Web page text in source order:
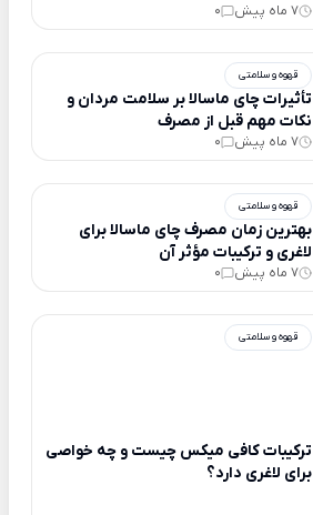
7 ماه پیش 0
قهوه و سلامتی
تأثیرات چای ماسالا بر سلامت مردان و
نکات مهم قبل از مصرف
7 ماه پیش 0
قهوه و سلامتی
بهترین زمان مصرف چای ماسالا برای
لاغری و ترکیبات مؤثر آن
7 ماه پیش 0
قهوه و سلامتی
ترکیبات کافی میکس چیست و چه خواصی
برای لاغری دارد؟